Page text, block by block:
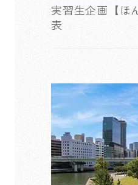
実習生企画【ほ
表